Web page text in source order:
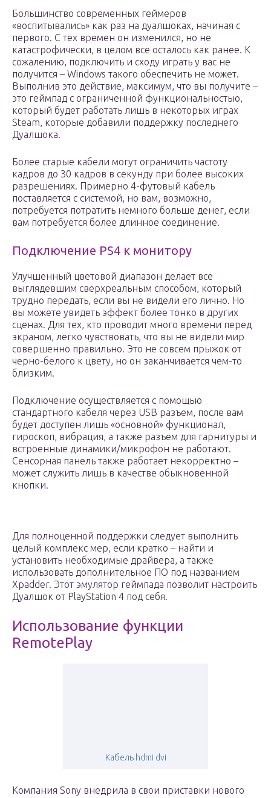
Большинство современных геймеров
«воспитывались» как раз на дуалшоках, начиная с
первого. С тех времен он изменился, но не
катастрофически, в целом все осталось как ранее. К
сожалению, подключить и сходу играть у вас не
получится – Windows такого обеспечить не может.
Выполнив это действие, максимум, что вы получите –
это геймпад с ограниченной функциональностью,
который будет работать лишь в некоторых играх
Steam, которые добавили поддержку последнего
Дуалшока.
Более старые кабели могут ограничить частоту
кадров до 30 кадров в секунду при более высоких
разрешениях. Примерно 4-футовый кабель
поставляется с системой, но вам, возможно,
потребуется потратить немного больше денег, если
вам потребуется более длинное соединение.
Подключение PS4 к монитору
Улучшенный цветовой диапазон делает все
выглядевшим сверхреальным способом, который
трудно передать, если вы не видели его лично. Но
вы можете увидеть эффект более тонко в других
сценах. Для тех, кто проводит много времени перед
экраном, легко чувствовать, что вы не видели мир
совершенно правильно. Это не совсем прыжок от
черно-белого к цвету, но он заканчивается чем-то
близким.
Подключение осуществляется с помощью
стандартного кабеля через USB разъем, после вам
будет доступен лишь «основной» функционал,
гироскоп, вибрация, а также разъем для гарнитуры и
встроенные динамики/микрофон не работают.
Сенсорная панель также работает некорректно –
может служить лишь в качестве обыкновенной
кнопки.
Для полноценной поддержки следует выполнить
целый комплекс мер, если кратко – найти и
установить необходимые драйвера, а также
использовать дополнительное ПО под названием
Xpadder. Этот эмулятор геймпада позволит настроить
Дуалшок от PlayStation 4 под себя.
Использование функции
RemotePlay
Кабель hdmi dvi
Компания Sony внедрила в свои приставки нового